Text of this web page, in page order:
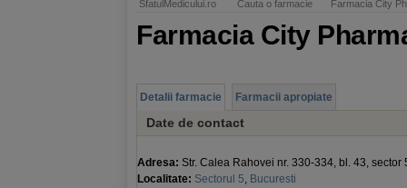
SfatulMedicului.ro Cauta o farmacie Farmacia City
Farmacia City
Detalii farmacie Farmacii apropiate
Date de contact
Adresa: Str. Calea Rahovei nr. 330-334, bl. 43, sector
Localitate: Sectorul 5, Bucuresti